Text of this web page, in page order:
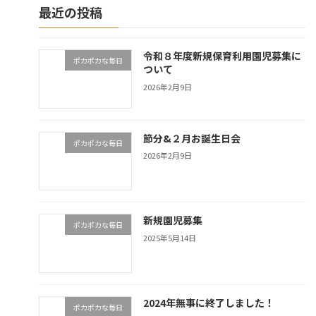
最近の投稿
ポカポカな毎日
令和８年度新規保育利用園児募集に
ついて
2026年2月9日
ポカポカな毎日 節分&２月お誕生日会
2026年2月9日
ポカポカな毎日 新規園児募集
2025年5月14日
ポカポカな毎日 2024年無事に終了しました！